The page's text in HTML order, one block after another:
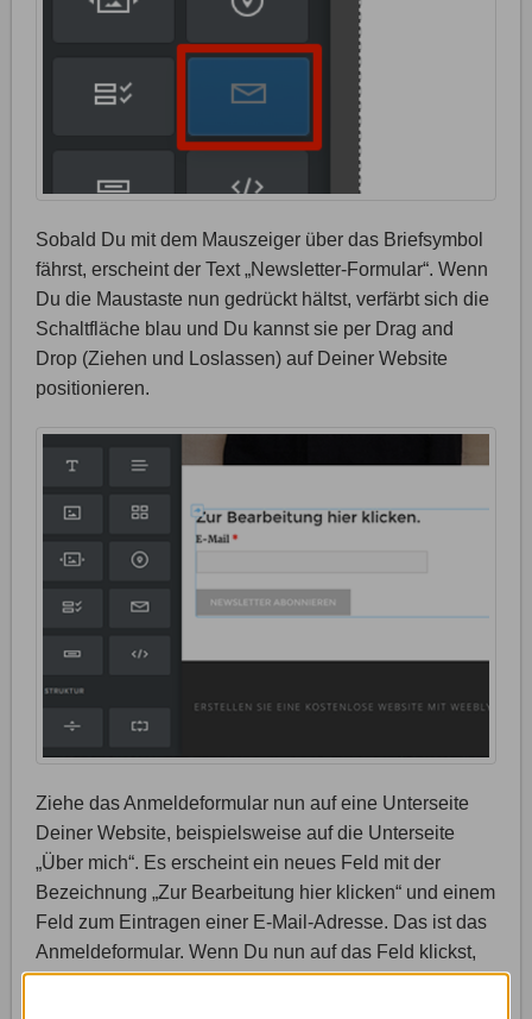
Sobald Du mit dem Mauszeiger über das Briefsymbol
fährst, erscheint der Text „Newsletter-Formular“. Wenn
Du die Maustaste nun gedrückt hältst, verfärbt sich die
Schaltfläche blau und Du kannst sie per Drag and
Drop (Ziehen und Loslassen) auf Deiner Website
positionieren.
Ziehe das Anmeldeformular nun auf eine Unterseite
Deiner Website, beispielsweise auf die Unterseite
„Über mich“. Es erscheint ein neues Feld mit der
Bezeichnung „Zur Bearbeitung hier klicken“ und einem
Feld zum Eintragen einer E-Mail-Adresse. Das ist das
Anmeldeformular. Wenn Du nun auf das Feld klickst,
hast Du jetzt die Möglichkeit, das Anmeldeformular